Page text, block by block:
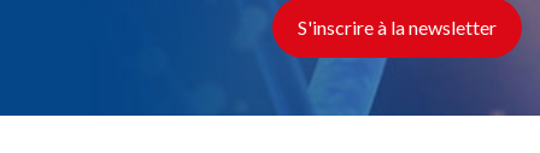
11 Chemin de Phialeix, 63970 Aydat
Voir la fiche
S'inscrire à la newsletter